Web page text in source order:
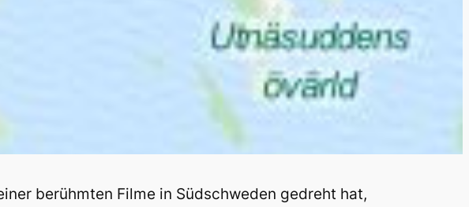
berühmten Filme in Südschweden gedreht hat,